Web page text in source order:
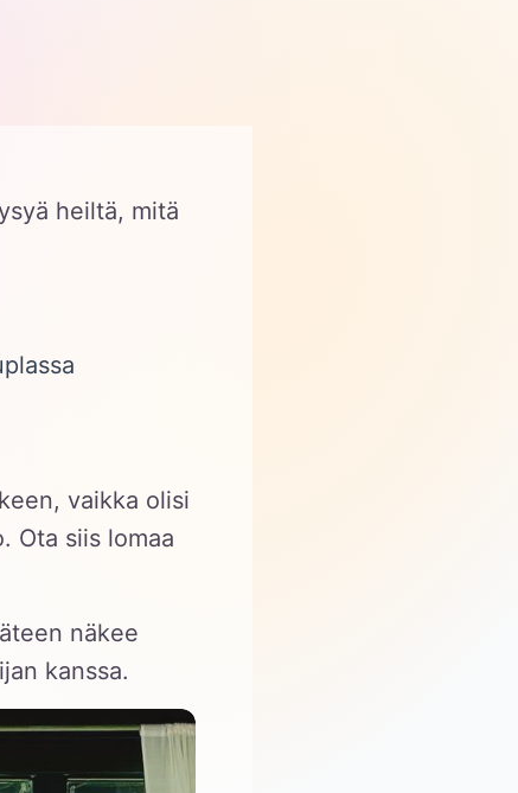
heiltä, mitä
vaikka olisi
Ota siis lomaa
näkee
kanssa.